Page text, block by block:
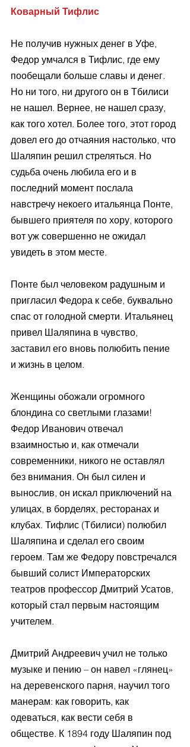
Коварный Тифлис
Не получив нужных денег в Уфе,
Федор умчался в Тифлис, где ему
пообещали больше славы и денег.
Но ни того, ни другого он в Тбилиси
не нашел. Вернее, не нашел сразу,
как того хотел. Более того, этот город
довел его до отчаяния настолько, что
Шаляпин решил стреляться. Но
судьба очень любила его и в
последний момент послала
навстречу некоего итальянца Понте,
бывшего приятеля по хору, которого
вот уж совершенно не ожидал
увидеть в этом месте.
Понте был человеком радушным и
пригласил Федора к себе, буквально
спас от голодной смерти. Итальянец
привел Шаляпина в чувство,
заставил его вновь полюбить пение
и жизнь в целом.
Женщины обожали огромного
блондина со светлыми глазами!
Федор Иванович отвечал
взаимностью и, как отмечали
современники, никого не оставлял
без внимания. Он был силен и
вынослив, он искал приключений на
улицах, в борделях, ресторанах и
клубах. Тифлис (Тбилиси) полюбил
Шаляпина и сделал его своим
героем. Там же Федору повстречался
бывший солист Императорских
театров профессор Дмитрий Усатов,
который стал первым настоящим
учителем.
Дмитрий Андреевич учил не только
музыке и пению – он навел «глянец»
на деревенского парня, научил того
манерам: как говорить, как
одеваться, как вести себя в
обществе. К 1894 году Шаляпин под